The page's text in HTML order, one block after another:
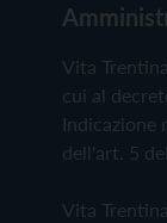
Vita
cui al
Indicazione
dell'art. 5
Vita